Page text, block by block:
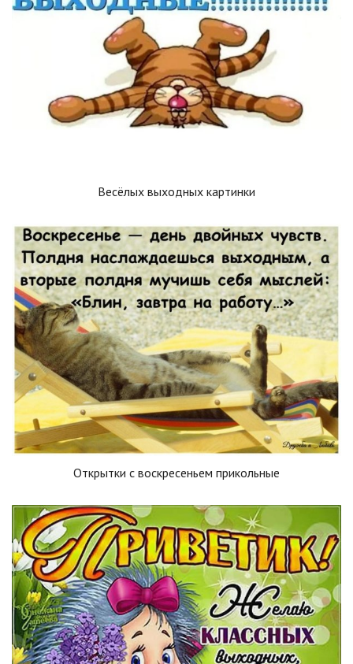
Весёлых выходных картинки
Открытки с воскресеньем прикольные